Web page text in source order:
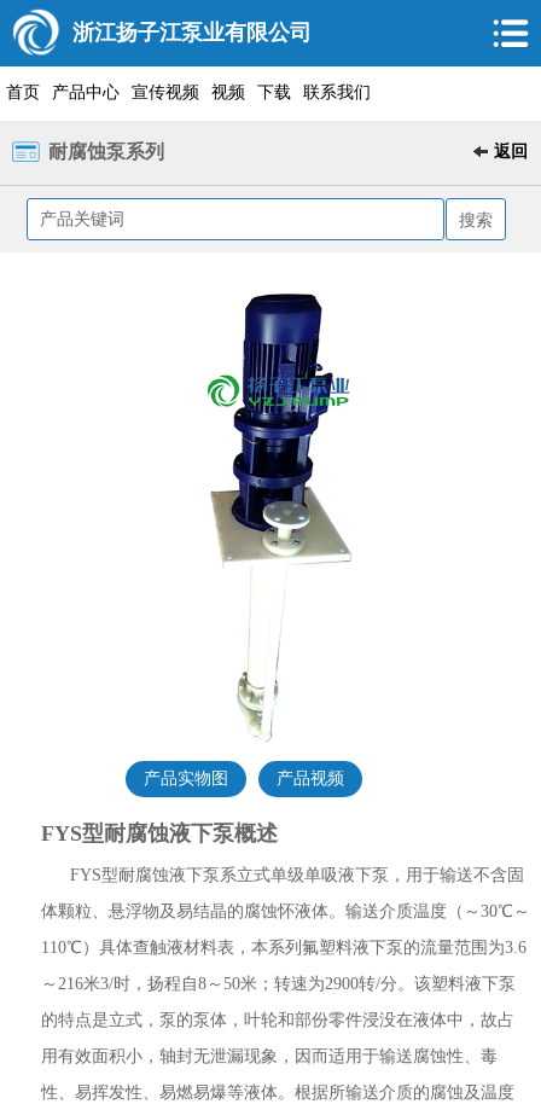
浙江扬子江泵业有限公司
首页 产品中心 宣传视频 视频 下载 联系我们
耐腐蚀泵系列 返回
产品实物图 产品视频
FYS型耐腐蚀液下泵概述
FYS型耐腐蚀液下泵 系立式单级单吸液下泵，用于输送不含固
体颗粒、悬浮物及易结晶的腐蚀怀液体。输送介质温度（～30℃～
110℃）具体查触液材料表，本系列氟塑料液下泵的流量范围为3.6
～216米3/时，扬程自8～50米；转速为2900转/分。该塑料液下泵
的特点是立式，泵的泵体，叶轮和部份零件浸没在液体中，故占
用有效面积小，轴封无泄漏现象，因而适用于输送腐蚀性、毒
性、易挥发性、易燃易爆等液体。根据所输送介质的腐蚀及温度